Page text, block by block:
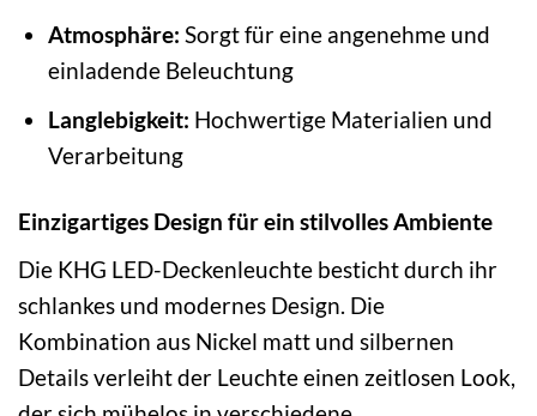
Atmosphäre: Sorgt für eine angenehme und
einladende Beleuchtung
Langlebigkeit: Hochwertige Materialien und
Verarbeitung
Einzigartiges Design für ein stilvolles Ambiente
Die KHG LED-Deckenleuchte besticht durch ihr
schlankes und modernes Design. Die
Kombination aus Nickel matt und silbernen
Details verleiht der Leuchte einen zeitlosen Look,